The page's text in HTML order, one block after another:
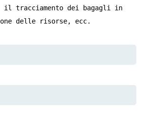
il tracciamento dei bagagli in
delle risorse, ecc.